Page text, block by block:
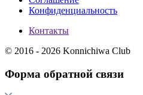
Конфиденциальность
Контакты
© 2016 - 2026 Konnichiwa Club
Форма обратной связи